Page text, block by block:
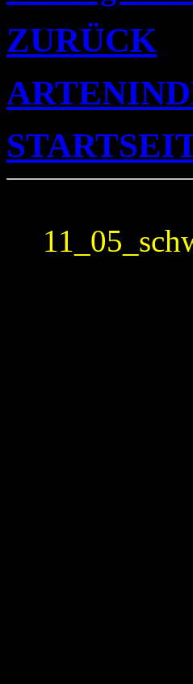
ZURÜCK